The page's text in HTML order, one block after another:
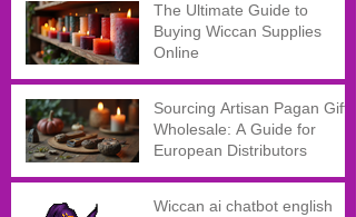
The Ultimate Guide to
Buying Wiccan Supplies
Online
Sourcing Artisan Pagan Gifts
Wholesale: A Guide for
European Distributors
Wiccan ai chatbot english